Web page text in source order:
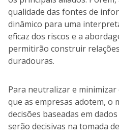
qualidade das fontes de
dinâmico para uma
eficaz dos riscos e a
permitirão construir
duradouras.
Para neutralizar e
que as empresas adotem, o
decisões baseadas em
serão decisivas na tomada